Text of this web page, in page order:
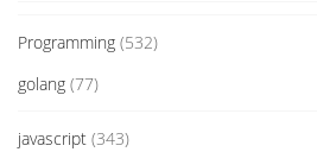
Programming (532)
golang (77)
javascript (343)